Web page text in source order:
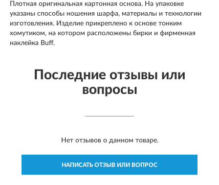
Плотная оригинальная картонная основа. На упаковке
указаны способы ношения шарфа, материалы и технологии
изготовления. Изделие прикреплено к основе тонким
хомутиком, на котором расположены бирки и фирменная
наклейка Buff.
Последние отзывы или
вопросы
Нет отзывов о данном товаре.
НАПИСАТЬ ОТЗЫВ ИЛИ ВОПРОС